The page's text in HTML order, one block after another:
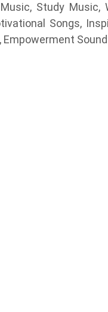
Study Music,
Songs,